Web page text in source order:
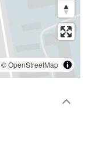
©OpenStreetMap